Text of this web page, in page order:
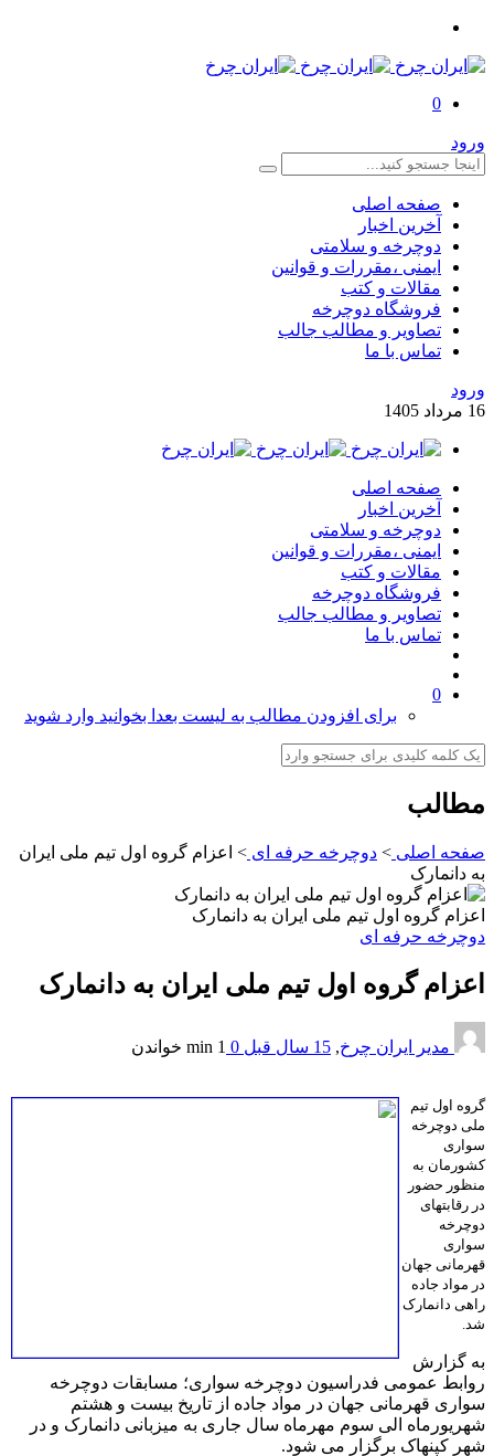
0
ورود
صفحه اصلی
آخرین اخبار
دوچرخه و سلامتی
ایمنی ،مقررات و قوانین
مقالات و کتب
فروشگاه دوچرخه
تصاویر و مطالب جالب
تماس با ما
ورود
16 مرداد 1405
صفحه اصلی
آخرین اخبار
دوچرخه و سلامتی
ایمنی ،مقررات و قوانین
مقالات و کتب
فروشگاه دوچرخه
تصاویر و مطالب جالب
تماس با ما
0
برای افزودن مطالب به لیست بعدا بخوانید وارد شوید
مطالب
صفحه اصلی > دوچرخه حرفه ای > اعزام گروه اول تیم ملی ایران
به دانمارک
اعزام گروه اول تیم ملی ایران به دانمارک
دوچرخه حرفه ای
اعزام گروه اول تیم ملی ایران به دانمارک
مدیر ایران چرخ, 15 سال قبل 0
1 min خواندن
گروه اول تیم
ملی دوچرخه
سواری
کشورمان به
منظور حضور
در رقابتهای
دوچرخه
سواری
قهرمانی جهان
در مواد جاده
راهی دانمارک
شد.
به گزارش
روابط عمومی فدراسیون دوچرخه سواری؛ مسابقات دوچرخه
سواری قهرمانی جهان در مواد جاده از تاریخ بیست و هشتم
شهریورماه الی سوم مهرماه سال جاری به میزبانی دانمارک و در
شهر کپنهاک برگزار می شود.